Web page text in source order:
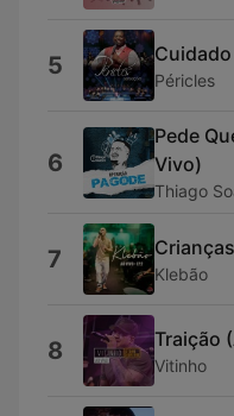
5 Péricles
6
Pede
Vivo)
Thiago
7 Klebão
8 Traição
Vitinho